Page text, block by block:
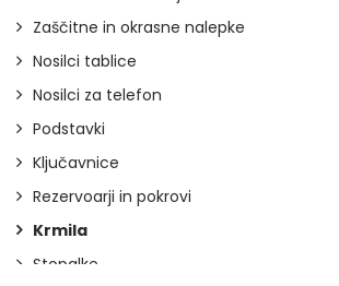
Zaščitne in okrasne nalepke
Nosilci tablice
Nosilci za telefon
Podstavki
Ključavnice
Rezervoarji in pokrovi
Krmila
Stopalke